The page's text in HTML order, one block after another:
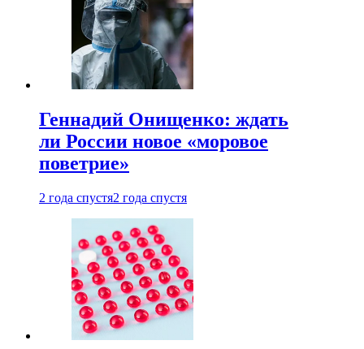
Геннадий Онищенко: ждать
ли России новое «моровое
поветрие»
2 года спустя2 года спустя